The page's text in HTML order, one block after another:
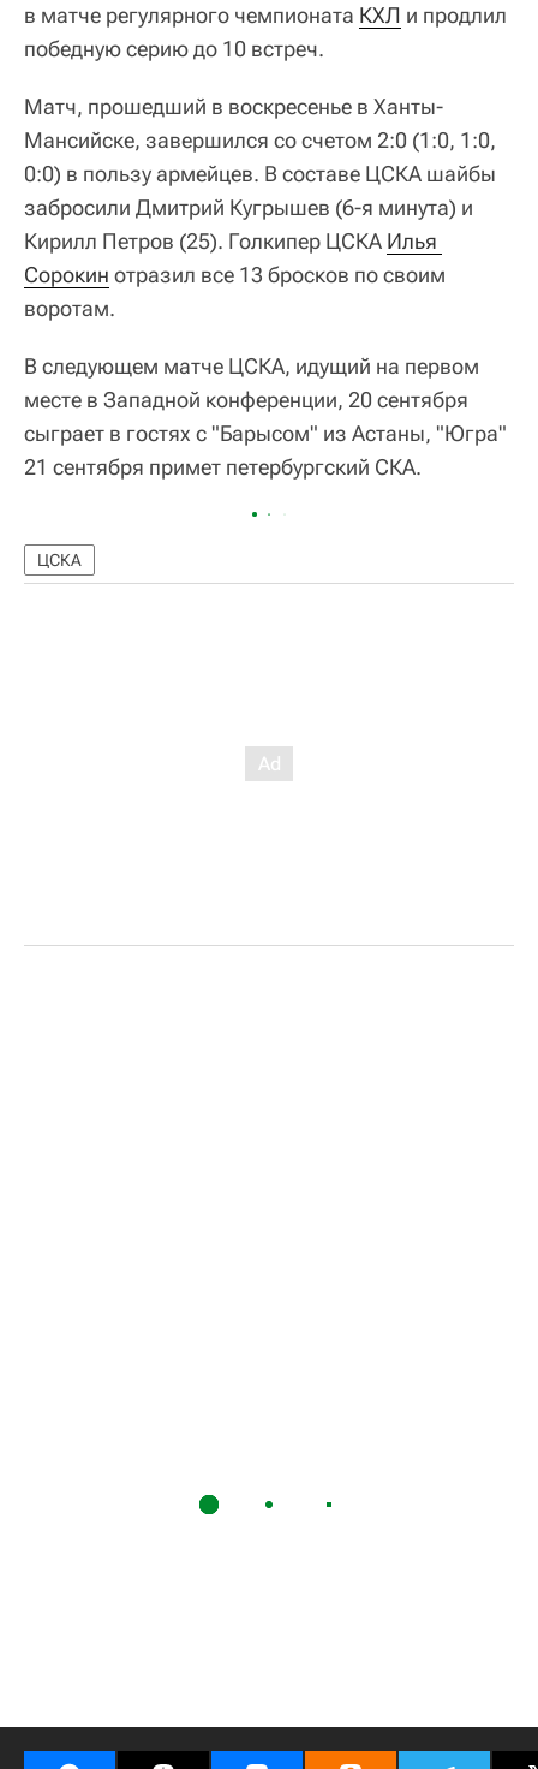
в матче регулярного чемпионата КХЛ и продлил
победную серию до 10 встреч.
Матч, прошедший в воскресенье в Ханты-
Мансийске, завершился со счетом 2:0 (1:0, 1:0,
0:0) в пользу армейцев. В составе ЦСКА шайбы
забросили Дмитрий Кугрышев (6-я минута) и
Кирилл Петров (25). Голкипер ЦСКА Илья
Сорокин отразил все 13 бросков по своим
воротам.
В следующем матче ЦСКА, идущий на первом
месте в Западной конференции, 20 сентября
сыграет в гостях с "Барысом" из Астаны, "Югра"
21 сентября примет петербургский СКА.
ЦСКА